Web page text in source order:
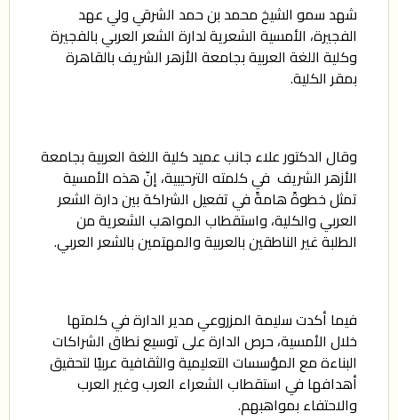
شهد سمو الشيخ محمد بن حمد الشرقي ولي عهد
الفجيرة، الأمسية الشعرية لدارة الشعر العربي بالفجيرة
وكلية اللغة العربية بجامعة الأزهر الشريف بالقاهرة
بمقر الكلية.
وقال الدكتور علاء جانب عميد كلية اللغة العربية بجامعة
الأزهر الشريف في كلمته الترحيبية، إنّ هذه الأمسية
تمثل خطوةً هامةً في تفعيل الشراكة بين دارة الشعر
العربي والكلية، واستقطاب المواهب الشعرية من
الطلبة غير الناطقين بالعربية والمهتمين بالشعر العربي.
فيما أكدت سليمة المزروعي مدير الدارة في كلمتها
خلال الأمسية، حرص الدارة على توسيع نطاق الشراكات
البناءة مع المؤسسات التعليمية والثقافية عربيًا لتحقيق
أهدافها في استقطاب الشعراء العرب وغير العرب
والاحتفاء بمواهبهم.